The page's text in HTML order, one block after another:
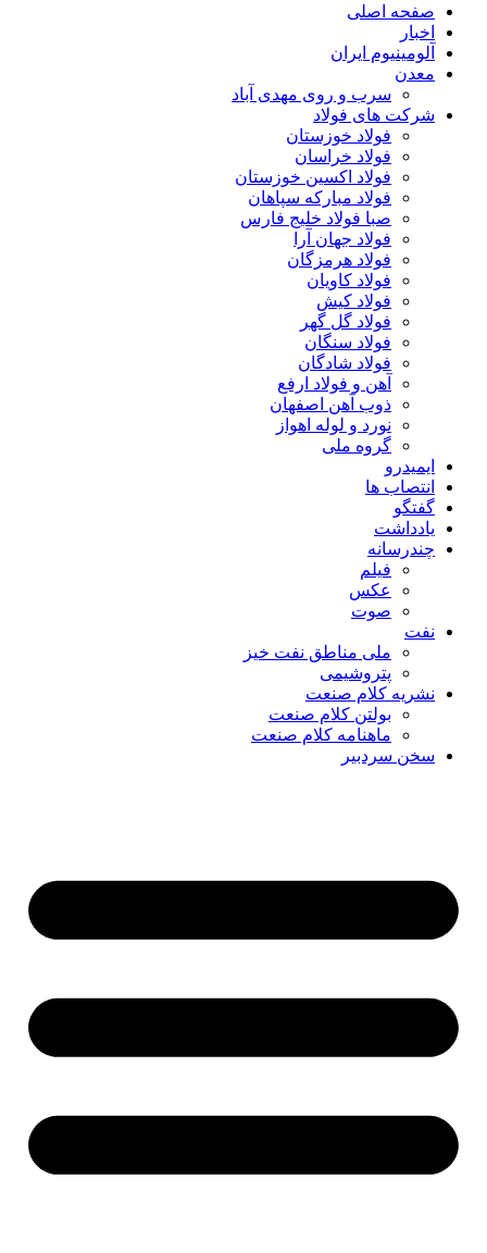
صفحه اصلی
اخبار
آلومینیوم ایران
معدن
سرب و روی مهدی آباد
شرکت های فولاد
فولاد خوزستان
فولاد خراسان
فولاد اکسین خوزستان
فولاد مبارکه سپاهان
صبا فولاد خلیج فارس
فولاد جهان آرا
فولاد هرمزگان
فولاد کاویان
فولاد کیش
فولاد گل گهر
فولاد سنگان
فولاد شادگان
آهن و فولاد ارفع
ذوب آهن اصفهان
نورد و لوله اهواز
گروه ملی
ایمیدرو
انتصاب ها
گفتگو
یادداشت
چندرسانه
فیلم
عکس
صوت
نفت
ملی مناطق نفت خیز
پتروشیمی
نشریه کلام صنعت
بولتن کلام صنعت
ماهنامه کلام صنعت
سخن سردبیر